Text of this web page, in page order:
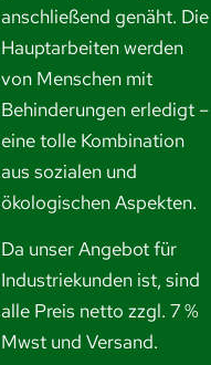
anschließend genäht. Die
Hauptarbeiten werden
von Menschen mit
Behinderungen erledigt –
eine tolle Kombination
aus sozialen und
ökologischen Aspekten.
Da unser Angebot für
Industriekunden ist, sind
alle Preis netto zzgl. 7 %
Mwst und Versand.